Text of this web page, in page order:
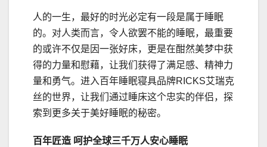
人的一生，最好的时光必定有一段是属于睡眠
的。对人类而言，令人欲罢不能的睡眠，最重要
的或许不仅是因一张好床，更是在酣然美梦中获
得的力量和慰藉，让我们获得了满足感、精神力
量和勇气。进入百年睡眠寝具品牌RICKS艾瑞克
丝的世界，让我们通过睡床这个忠实的伴侣，探
索到更多关于美好睡眠的秘密。
百年匠造 呵护全球三千万人安心睡眠